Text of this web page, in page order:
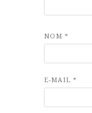
NOM *
E-MAIL *